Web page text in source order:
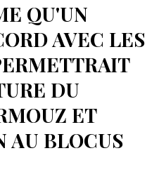
QU'UN
AVEC LES
DU
ET
AU BLOCUS